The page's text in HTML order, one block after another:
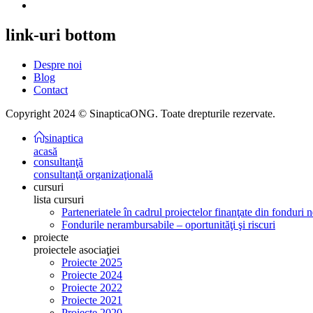
link-uri bottom
Despre noi
Blog
Contact
Copyright 2024 © SinapticaONG. Toate drepturile rezervate.
sinaptica
acasă
consultanţă
consultanţă organizaţională
cursuri
lista cursuri
Parteneriatele în cadrul proiectelor finanţate din fonduri
Fondurile nerambursabile – oportunităţi şi riscuri
proiecte
proiectele asociaţiei
Proiecte 2025
Proiecte 2024
Proiecte 2022
Proiecte 2021